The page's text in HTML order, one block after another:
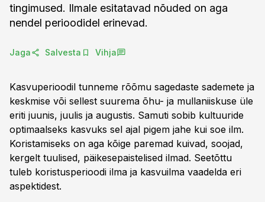
tingimused. Ilmale esitatavad nõuded on aga
nendel perioodidel erinevad.
Jaga Salvesta Vihja
Kasvuperioodil tunneme rõõmu sagedaste sademete ja
keskmise või sellest suurema õhu- ja mullaniiskuse üle
eriti juunis, juulis ja augustis. Samuti sobib kultuuride
optimaalseks kasvuks sel ajal pigem jahe kui soe ilm.
Koristamiseks on aga kõige paremad kuivad, soojad,
kergelt tuulised, päikesepaistelised ilmad. Seetõttu
tuleb koristusperioodi ilma ja kasvuilma vaadelda eri
aspektidest.